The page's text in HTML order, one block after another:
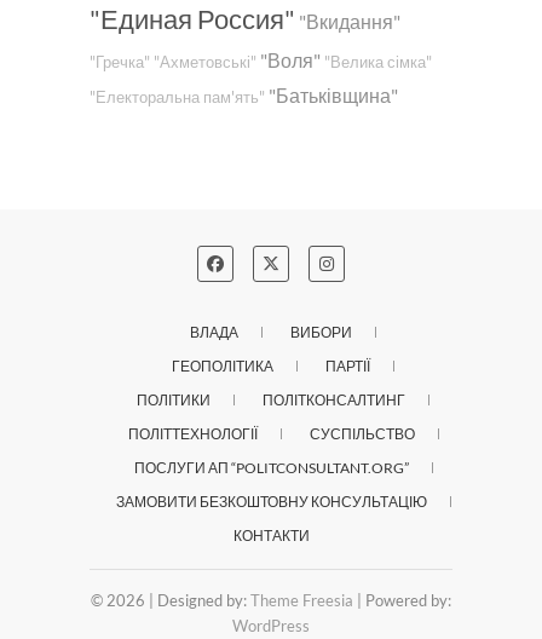
"Единая Россия" "Вкидання"
"Гречка" "Ахметовські" "Воля" "Велика сімка"
"Електоральна пам'ять" "Батьківщина"
ВЛАДА
ВИБОРИ
ГЕОПОЛІТИКА
ПАРТІЇ
ПОЛІТИКИ
ПОЛІТКОНСАЛТИНГ
ПОЛІТТЕХНОЛОГІЇ
СУСПІЛЬСТВО
ПОСЛУГИ АП “POLITCONSULTANT.ORG”
ЗАМОВИТИ БЕЗКОШТОВНУ КОНСУЛЬТАЦІЮ
КОНТАКТИ
© 2026 | Designed by:Theme Freesia | Powered by:
WordPress